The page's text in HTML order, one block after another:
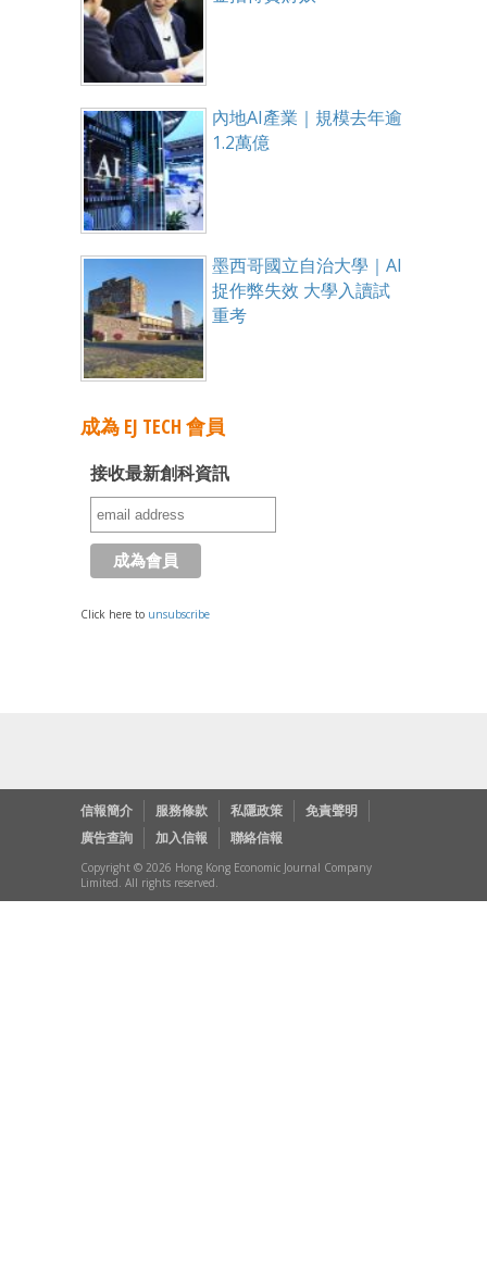
內地AI產業｜規模去年逾
1.2萬億
墨西哥國立自治大學｜AI
捉作弊失效 大學入讀試
重考
成為 EJ TECH 會員
接收最新創科資訊
Click here to unsubscribe
信報簡介 服務條款 私隱政策
免責聲明
廣告查詢
加入信報 聯絡信報
Copyright © 2026 Hong Kong Economic Journal Company
Limited. All rights reserved.